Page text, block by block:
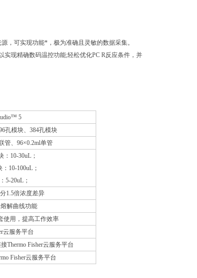
，可实现功能*，极为准确且灵敏的数据采集。
实现精确数码温控功能;轻松优化PC R反应条件，并
5
孔模块、384孔模块
管、96×0.2ml单管
：10-30uL；
10-100uL；
5-20uL；
1.5倍浓度差异
解曲线功能
使用，提高工作效率
云服务平台
Thermo Fisher云服务平台
Fisher云服务平台